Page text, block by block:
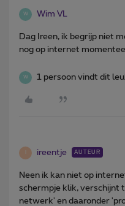
W Wim VL
Dag Ireen, ik begrijp niet
nog op internet
W 1 persoon vindt dit
ireentje AUTEUR
Neen ik kan niet op
schermpje klik, verschijnt
netwerk' en daaronder